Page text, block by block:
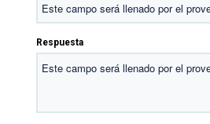
Respuesta